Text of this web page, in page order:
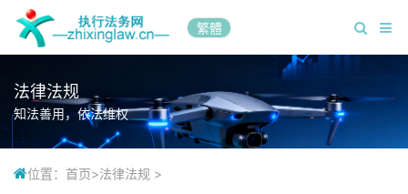
繁體
法律法规
知法善用，依法维权
位置： 首页>法律法规 >